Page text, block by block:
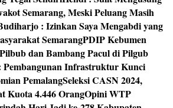
Semarang, Meski Peluang Masih
: Izinkan Saya Mengabdi yang
SemarangPDIP Kebumen
dan Bambang Pacul di Pilgub
Pembangunan Infrastruktur Kunci
PemalangSeleksi CASN 2024,
Kuota 4.446 OrangOpini WTP